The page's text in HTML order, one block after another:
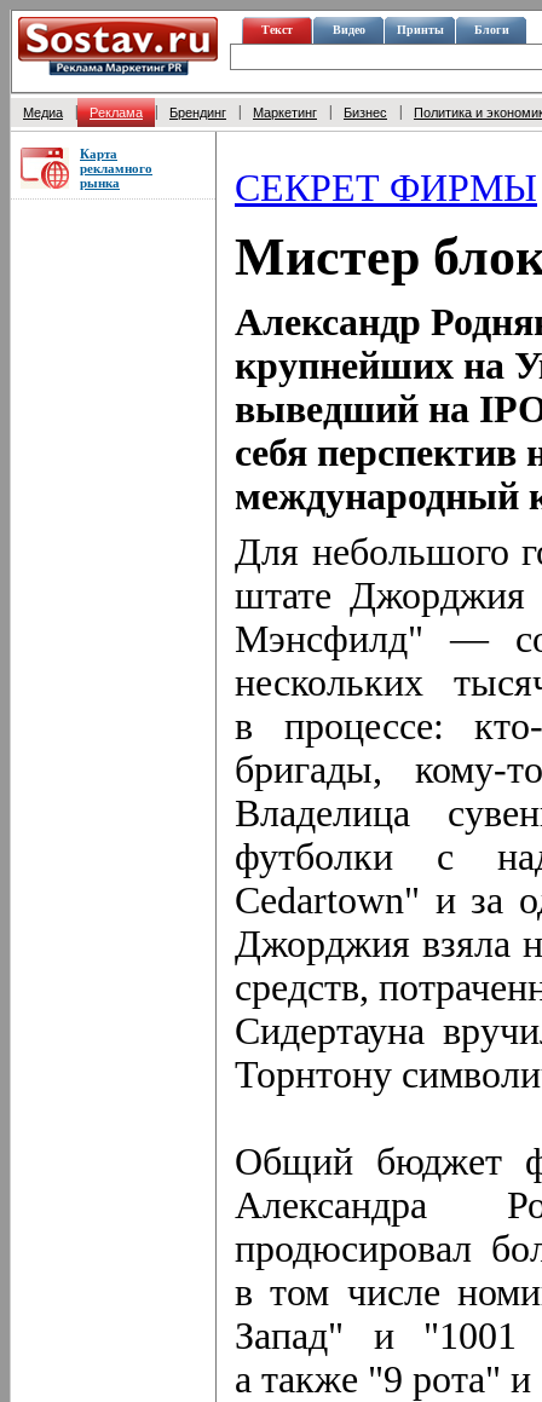
Текст Видео Принты Блоги
Медиа Реклама Брендинг Маркетинг Бизнес Политика и
Карта
рекламного
рынка
СЕКРЕТ ФИРМЫ
Мистер
Александр
крупнейших на
выведший на
себя перспектив
международный
Для небольшого
штате
Мэнсфилд" —
нескольких
в процессе:
бригады, кому-
Владелица
футболки с
Cedartown" и за
Джорджия взяла
средств,
Сидертауна
Торнтону
Общий бюджет
Александра
продюсировал
в том числе
Запад" и "1001
а также "9 рота"